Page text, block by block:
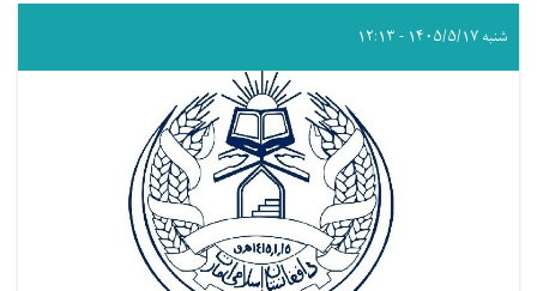
شنبه ۱۴۰۵/۵/۱۷ - ۱۲:۱۳